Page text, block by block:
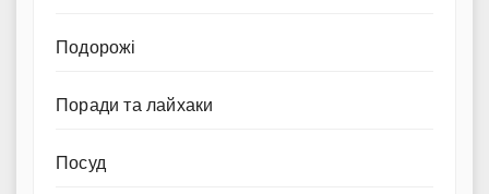
Подорожі
Поради та лайхаки
Посуд